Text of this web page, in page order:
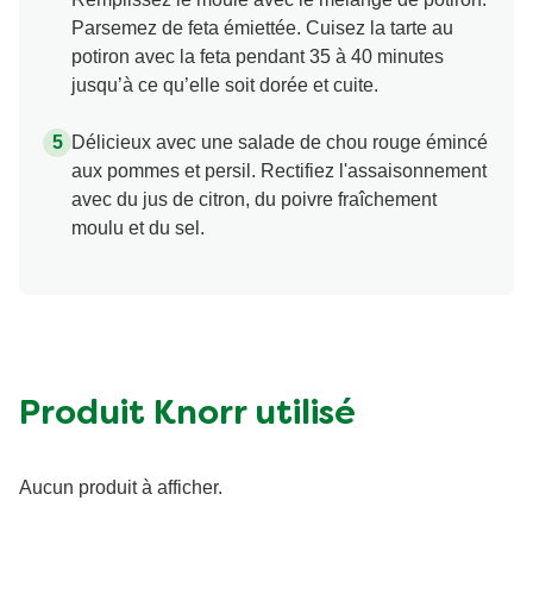
Parsemez de feta émiettée. Cuisez la tarte au
potiron avec la feta pendant 35 à 40 minutes
jusqu’à ce qu’elle soit dorée et cuite.
Délicieux avec une salade de chou rouge émincé
aux pommes et persil. Rectifiez l'assaisonnement
avec du jus de citron, du poivre fraîchement
moulu et du sel.
Produit Knorr utilisé
Aucun produit à afficher.